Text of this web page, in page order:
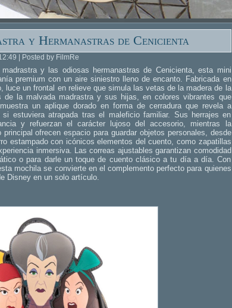
y Hermanastras de Cenicienta
| Posted by FilmRe
y las odiosas hermanastras de Cenicienta, esta mini
premium con un aire siniestro lleno de encanto. Fabricada en
luce un frontal en relieve que simula las vetas de la madera de la
de la malvada madrastra y sus hijas, en colores vibrantes que
un aplique dorado en forma de cerradura que revela a
estuviera atrapada tras el maleficio familiar. Sus herrajes en
y refuerzan el carácter lujoso del accesorio, mientras la
ofrecen espacio para guardar objetos personales, desde
estampado con icónicos elementos del cuento, como zapatillas
inmersiva. Las correas ajustables garantizan comodidad
o para darle un toque de cuento clásico a tu día a día. Con
mochila se convierte en el complemento perfecto para quienes
Disney en un solo artículo.